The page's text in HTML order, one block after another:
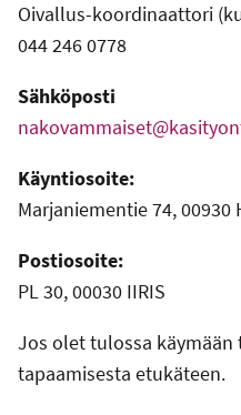
Oivallus-koordinaattori
044 246 0778
Sähköposti
Käyntiosoite:
Marjaniementie 74, 00930
Postiosoite:
PL 30, 00030 IIRIS
Jos olet tulossa
tapaamisesta etukäteen.